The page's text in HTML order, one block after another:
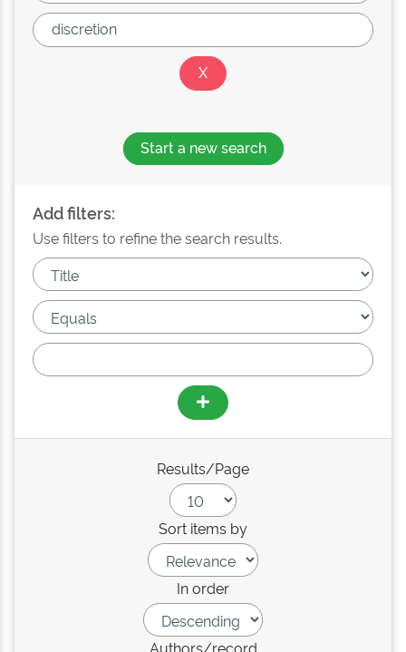
Start a new search
Add filters:
Use filters to refine the search results.
Results/Page
Sort items by
In order
Authors/record